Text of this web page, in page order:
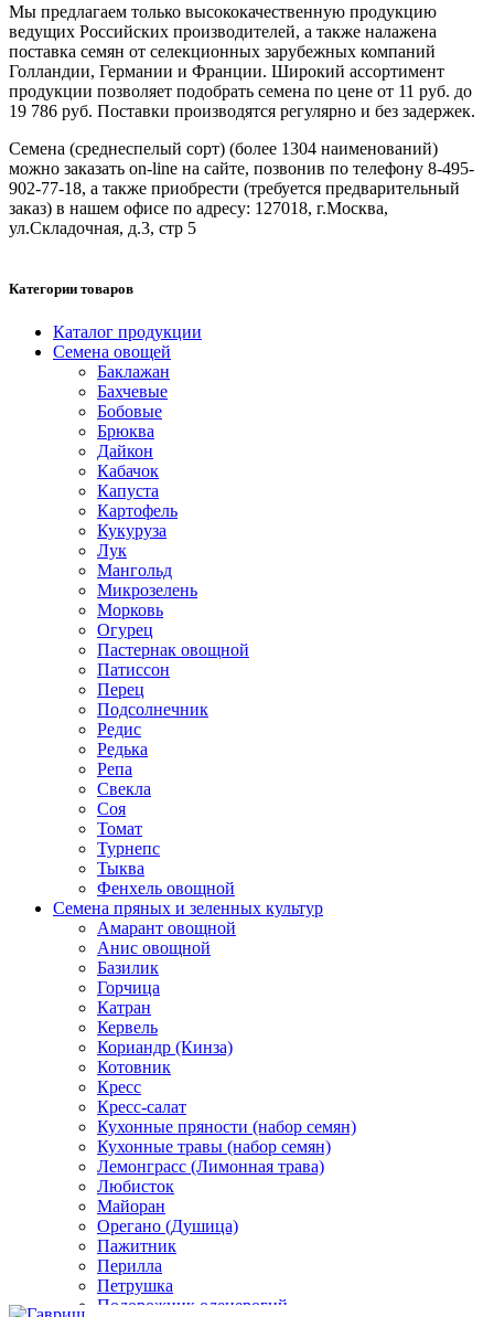
Мы предлагаем только высококачественную продукцию
ведущих Российских производителей, а также налажена
поставка семян от селекционных зарубежных компаний
Голландии, Германии и Франции. Широкий ассортимент
продукции позволяет подобрать семена по цене от 11 руб. до
19 786 руб. Поставки производятся регулярно и без задержек.
Семена (среднеспелый сорт) (более 1304 наименований)
можно заказать on-line на сайте, позвонив по телефону 8-495-
902-77-18, а также приобрести (требуется предварительный
заказ) в нашем офисе по адресу: 127018, г.Москва,
ул.Складочная, д.3, стр 5
Категории товаров
Каталог продукции
Семена овощей
Баклажан
Бахчевые
Бобовые
Брюква
Дайкон
Кабачок
Капуста
Картофель
Кукуруза
Лук
Мангольд
Микрозелень
Морковь
Огурец
Пастернак овощной
Патиссон
Перец
Подсолнечник
Редис
Редька
Репа
Свекла
Соя
Томат
Турнепс
Тыква
Фенхель овощной
Семена пряных и зеленных культур
Амарант овощной
Анис овощной
Базилик
Горчица
Катран
Кервель
Кориандр (Кинза)
Котовник
Кресс
Кресс-салат
Кухонные пряности (набор семян)
Кухонные травы (набор семян)
Лемонграсс (Лимонная трава)
Любисток
Майоран
Орегано (Душица)
Пажитник
Перилла
Петрушка
Подорожник оленерогий